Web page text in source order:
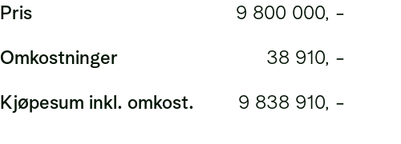
Pris
9 800 000, -
Omkostninger
38 910, -
Kjøpesum inkl. omkost.
9 838 910, -